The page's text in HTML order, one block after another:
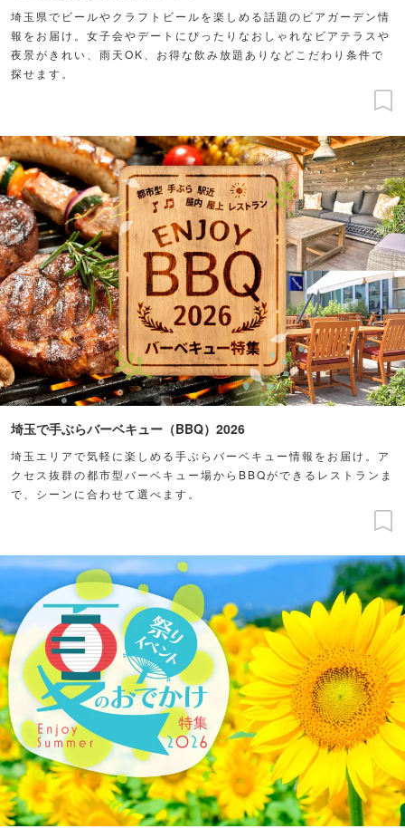
埼玉県でビールやクラフトビールを楽しめる話題のビアガーデン情
報をお届け。女子会やデートにぴったりなおしゃれなビアテラスや
夜景がきれい、雨天OK、お得な飲み放題ありなどこだわり条件で
探せます。
埼玉で手ぶらバーベキュー（BBQ）2026
埼玉エリアで気軽に楽しめる手ぶらバーベキュー情報をお届け。ア
クセス抜群の都市型バーベキュー場からBBQができるレストランま
で、シーンに合わせて選べます。